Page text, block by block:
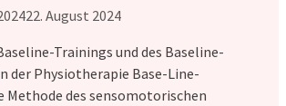
22. August 2024
Trainings und des Baseline-
der Physiotherapie Base-Line-
Methode des sensomotorischen